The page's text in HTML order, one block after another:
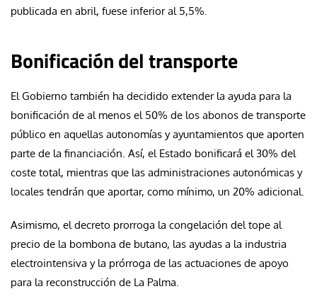
publicada en abril, fuese inferior al 5,5%.
Bonificación del transporte
El Gobierno también ha decidido extender la ayuda para la
bonificación de al menos el 50% de los abonos de transporte
público en aquellas autonomías y ayuntamientos que aporten
parte de la financiación. Así, el Estado bonificará el 30% del
coste total, mientras que las administraciones autonómicas y
locales tendrán que aportar, como mínimo, un 20% adicional.
Asimismo, el decreto prorroga la congelación del tope al
precio de la bombona de butano, las ayudas a la industria
electrointensiva y la prórroga de las actuaciones de apoyo
para la reconstrucción de La Palma.